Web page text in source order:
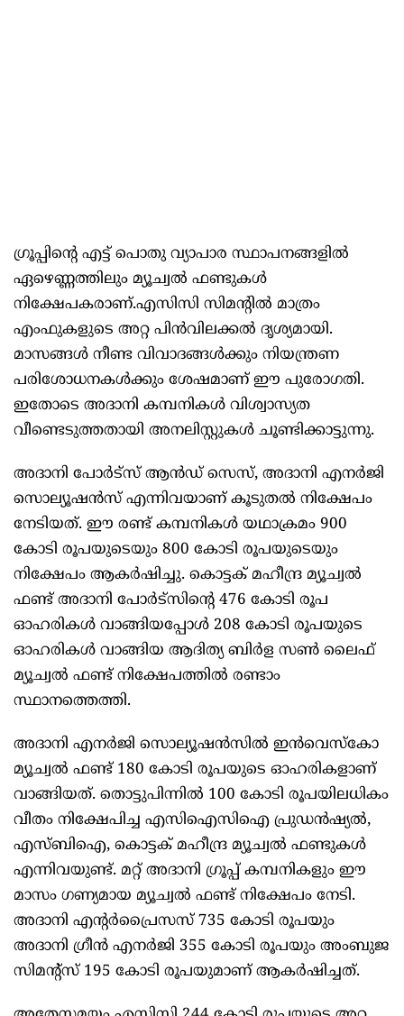
ഗ്രൂപ്പിന്റെ എട്ട് പൊതു വ്യാപാര സ്ഥാപനങ്ങളില്‍
ഏഴെണ്ണത്തിലും മ്യൂച്വല്‍ ഫണ്ടുകള്‍
നിക്ഷേപകരാണ്.എസിസി സിമന്റില്‍ മാത്രം
എംഫുകളുടെ അറ്റ പിന്‍വിലക്കല്‍ ദൃശ്യമായി.
മാസങ്ങള്‍ നീണ്ട വിവാദങ്ങള്‍ക്കും നിയന്ത്രണ
പരിശോധനകള്‍ക്കും ശേഷമാണ് ഈ പുരോഗതി.
ഇതോടെ അദാനി കമ്പനികള്‍ വിശ്വാസ്യത
വീണ്ടെടുത്തതായി അനലിസ്റ്റുകള്‍ ചൂണ്ടിക്കാട്ടുന്നു.
അദാനി പോര്‍ട്സ് ആന്‍ഡ് സെസ്, അദാനി എനര്‍ജി
സൊല്യൂഷന്‍സ് എന്നിവയാണ് കൂടുതല്‍ നിക്ഷേപം
നേടിയത്. ഈ രണ്ട് കമ്പനികള്‍ യഥാക്രമം 900
കോടി രൂപയുടെയും 800 കോടി രൂപയുടെയും
നിക്ഷേപം ആകര്‍ഷിച്ചു. കൊട്ടക് മഹീന്ദ്ര മ്യൂച്വല്‍
ഫണ്ട് അദാനി പോര്‍ട്സിന്റെ 476 കോടി രൂപ
ഓഹരികള്‍ വാങ്ങിയപ്പോള്‍ 208 കോടി രൂപയുടെ
ഓഹരികള്‍ വാങ്ങിയ ആദിത്യ ബിര്‍ള സണ്‍ ലൈഫ്
മ്യൂച്വല്‍ ഫണ്ട് നിക്ഷേപത്തില്‍ രണ്ടാം
സ്ഥാനത്തെത്തി.
അദാനി എനര്‍ജി സൊല്യൂഷന്‍സില്‍ ഇന്‍വെസ്‌കോ
മ്യൂച്വല്‍ ഫണ്ട് 180 കോടി രൂപയുടെ ഓഹരികളാണ്
വാങ്ങിയത്. തൊട്ടുപിന്നില്‍ 100 കോടി രൂപയിലധികം
വീതം നിക്ഷേപിച്ച എസിഐസിഐ പ്രുഡന്‍ഷ്യല്‍,
എസ്ബിഐ, കൊട്ടക് മഹീന്ദ്ര മ്യൂച്വല്‍ ഫണ്ടുകള്‍
എന്നിവയുണ്ട്. മറ്റ് അദാനി ഗ്രൂപ്പ് കമ്പനികളും ഈ
മാസം ഗണ്യമായ മ്യൂച്വല്‍ ഫണ്ട് നിക്ഷേപം നേടി.
അദാനി എന്റര്‍പ്രൈസസ് 735 കോടി രൂപയും
അദാനി ഗ്രീന്‍ എനര്‍ജി 355 കോടി രൂപയും അംബുജ
സിമന്റ്സ് 195 കോടി രൂപയുമാണ് ആകര്‍ഷിച്ചത്.